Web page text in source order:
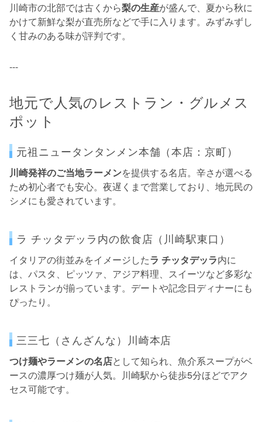
川崎市の北部では古くから梨の生産が盛んで、夏から秋に
かけて新鮮な梨が直売所などで手に入ります。みずみずし
く甘みのある味が評判です。
---
地元で人気のレストラン・グルメス
ポット
元祖ニュータンタンメン本舗（本店：京町）
川崎発祥のご当地ラーメンを提供する名店。辛さが選べる
ため初心者でも安心。夜遅くまで営業しており、地元民の
シメにも愛されています。
ラ チッタデッラ内の飲食店（川崎駅東口）
イタリアの街並みをイメージしたラ チッタデッラ内に
は、パスタ、ピッツァ、アジア料理、スイーツなど多彩な
レストランが揃っています。デートや記念日ディナーにも
ぴったり。
三三七（さんざんな）川崎本店
つけ麺やラーメンの名店として知られ、魚介系スープがベ
ースの濃厚つけ麺が人気。川崎駅から徒歩5分ほどでアク
セス可能です。